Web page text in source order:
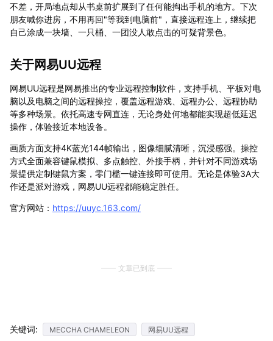
不差，开局地点却从书桌前扩展到了任何能掏出手机的地方。下次
朋友喊你进房，不用再回"等我到电脑前"，直接远程连上，继续把
自己涂成一块墙、一只桶、一团没人敢点击的可疑背景色。
关于网易UU远程
网易UU远程是网易推出的专业远程控制软件，支持手机、平板对电
脑以及电脑之间的远程操控，覆盖远程游戏、远程办公、远程协助
等多种场景。依托高速专网直连，无论身处何地都能实现超低延迟
操作，体验接近本地设备。
画质方面支持4K蓝光144帧输出，图像细腻清晰，沉浸感强。操控
方式全面兼容键鼠模拟、多点触控、外接手柄，并针对不同游戏场
景提供定制键鼠方案，零门槛一键连接即可使用。无论是体验3A大
作还是派对游戏，网易UU远程都能稳定胜任。
官方网站： https://uuyc.163.com/
文章已到底
关键词: MECCHA CHAMELEON
网易UU远程